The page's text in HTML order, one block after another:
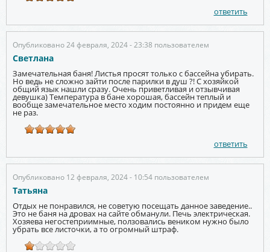
ответить
Опубликовано 24 февраля, 2024 - 23:38 пользователем
Светлана
Замечательная баня! Листья просят только с бассейна убирать.
Но ведь не сложно зайти после парилки в душ ?! С хозяйкой
общий язык нашли сразу. Очень приветливая и отзывчивая
девушка) Температура в бане хорошая, бассейн теплый и
вообще замечательное место ходим постоянно и придем еще
не раз.
ответить
Опубликовано 12 февраля, 2024 - 10:54 пользователем
Татьяна
Отдых не понравился, не советую посещать данное заведение..
Это не баня на дровах на сайте обманули. Печь электрическая.
Хозяева негостеприимные, ползовались веником нужно было
убрать все листочки, а то огромный штраф.